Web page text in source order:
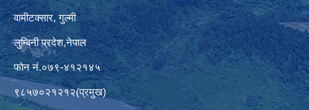
वामीटक्सार, गुल्मी
लुम्बिनी प्रदेश,नेपाल
फोन नं.०७९-४१२१४५
९८५७०२१२१२(प्रमुख)